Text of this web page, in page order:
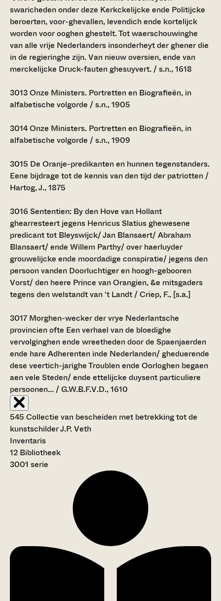
swaricheden onder deze Kerkckelijcke ende Politijcke
beroerten, voor-ghevallen, levendich ende kortelijck
worden voor ooghen ghestelt. Tot waerschouwinghe
van alle vrije Nederlanders insonderheyt der ghener die
in de regieringhe zijn. Van nieuw oversien, ende van
merckelijcke Druck-fauten ghesuyvert. / s.n., 1618
3013Onze Ministers. Portretten en Biografieën, in
alfabetische volgorde / s.n., 1905
3014Onze Ministers. Portretten en Biografieën, in
alfabetische volgorde / s.n., 1909
3015 De Oranje-predikanten en hunnen tegenstanders.
Eene bijdrage tot de kennis van den tijd der patriotten /
Hartog, J., 1875
3016 Sententien: By den Hove van Hollant
ghearresteert jegens Henricus Slatius ghewesene
predicant tot Bleyswijck/ Jan Blansaert/ Abraham
Blansaert/ ende Willem Parthy/ over haerluyder
grouwelijcke ende moordadige conspiratie/ jegens den
persoon vanden Doorluchtiger en hoogh-gebooren
Vorst/ den heere Prince van Orangien, &e mitsgaders
tegens den welstandt van 't Landt / Criep, F., [s.a.]
3017 Morghen-wecker der vrye Nederlantsche
provincien ofte Een verhael van de bloedighe
vervolginghen ende wreetheden door de Spaenjaerden
ende hare Adherenten inde Nederlanden/ gheduerende
dese veertich-jarighe Troublen ende Oorloghen begaen
aen vele Steden/ ende ettelijcke duysent particuliere
persoonen... / G.W.B.F.V.D., 1610
545 Collectie van bescheiden met betrekking tot de
kunstschilder J.P. Veth
Inventaris
12 Bibliotheek
3001 serie